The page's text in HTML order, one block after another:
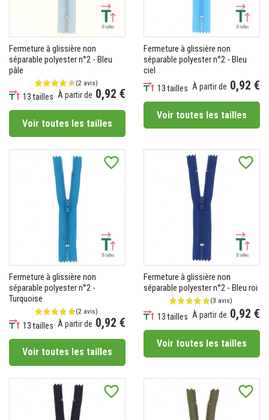
(8 avis)
Fermeture à glissière non
séparable polyester n°2 - Bleu
pâle
13 tailles À partir de 0,92 €
Voir toutes les tailles
Fermeture à glissière non
séparable polyester n°2 - Bleu
ciel
13 tailles À partir de 0,92 €
Voir toutes les tailles
favorite_border
Fermeture à glissière non
séparable polyester n°2 -
Turquoise
13 tailles À partir de 0,92 €
Voir toutes les tailles
favorite_border
Fermeture à glissière non
séparable polyester n°2 - Bleu roi
13 tailles À partir de 0,92 €
Voir toutes les tailles
favorite_border favorite_border